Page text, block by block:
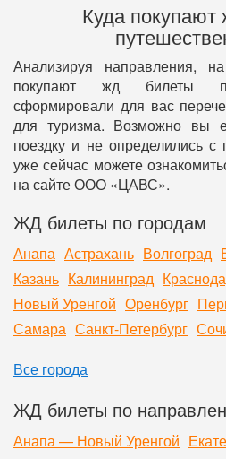
Куда
Анализируя направления,
покупают жд билеты
сформировали для вас
для туризма. Возможно вы
поездку и не определились с
уже сейчас можете
на сайте ООО «ЦАВС».
ЖД билеты по городам
Анапа Астрахань Волгоград
Казань Калининград
Новый Уренгой Оренбург
Самара Санкт-Петербург
Все города
ЖД билеты по
Анапа — Новый Уренгой